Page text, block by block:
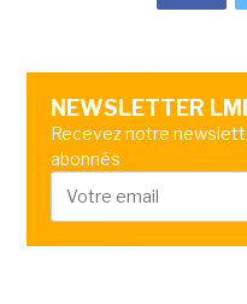
NEWSLETTER LMI
Recevez notre
abonnés